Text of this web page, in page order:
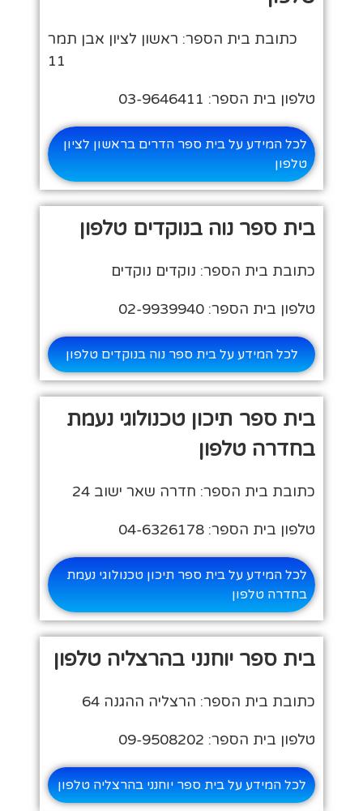
כתובת בית הספר: ראשון לציון אבן תמר
11
טלפון בית הספר: 03-9646411
לכל המידע על בית ספר הדרים בראשון לציון
טלפון
בית ספר נוה בנוקדים טלפון
כתובת בית הספר: נוקדים נוקדים
טלפון בית הספר: 02-9939940
לכל המידע על בית ספר נוה בנוקדים טלפון
בית ספר תיכון טכנולוגי נעמת
בחדרה טלפון
כתובת בית הספר: חדרה שאר ישוב 24
טלפון בית הספר: 04-6326178
לכל המידע על בית ספר תיכון טכנולוגי נעמת
בחדרה טלפון
בית ספר יוחנני בהרצליה טלפון
כתובת בית הספר: הרצליה ההגנה 64
טלפון בית הספר: 09-9508202
לכל המידע על בית ספר יוחנני בהרצליה טלפון